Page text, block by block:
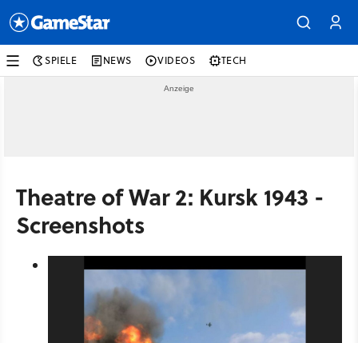
SPIELE NEWS VIDEOS TECH
Theatre of War 2: Kursk 1943 -
Screenshots